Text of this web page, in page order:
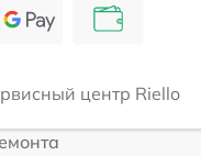
центр Riello